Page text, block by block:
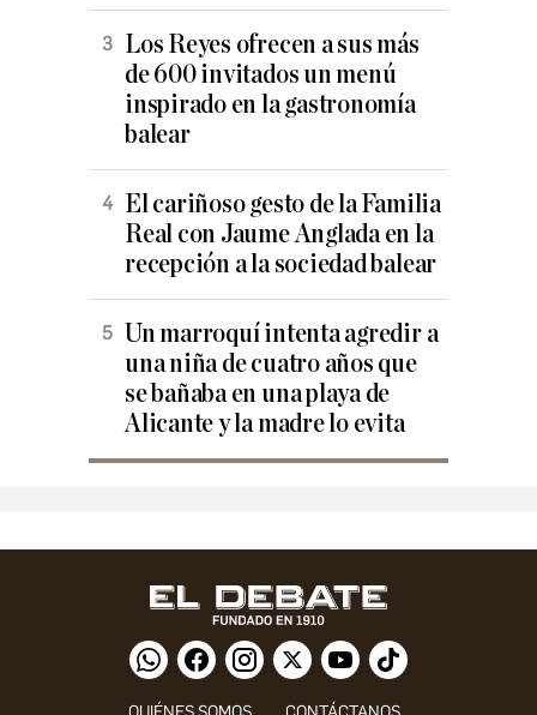
Los Reyes ofrecen a sus más
de 600 invitados un menú
inspirado en la gastronomía
balear
El cariñoso gesto de la Familia
Real con Jaume Anglada en la
recepción a la sociedad balear
Un marroquí intenta agredir a
una niña de cuatro años que
se bañaba en una playa de
Alicante y la madre lo evita